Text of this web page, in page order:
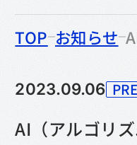
TOP お知らせ
2023.09.06
カ
AI（アルゴリ